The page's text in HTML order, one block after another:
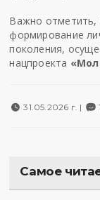
Важно отметить,
формирование
поколения,
нацпроекта
31.05.2026 г. |
Самое